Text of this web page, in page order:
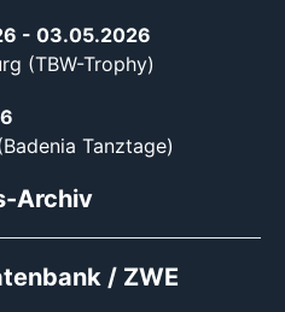
- 03.05.2026
(TBW-Trophy)
Tanztage)
Archiv
/ ZWE